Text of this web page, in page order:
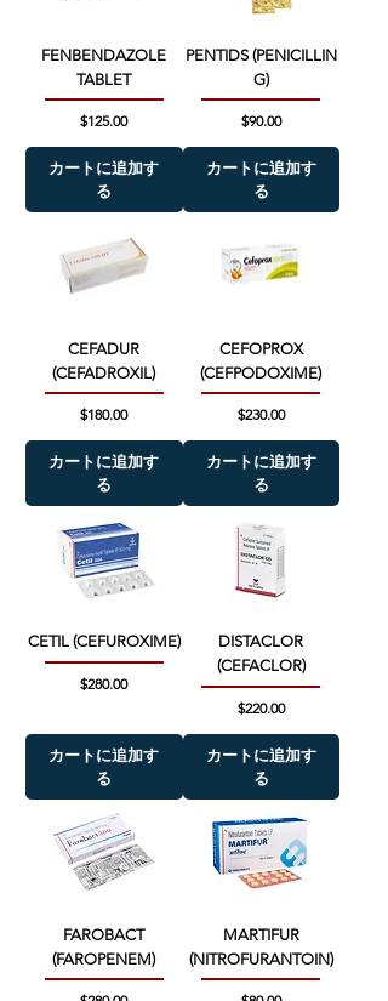
FENBENDAZOLE
TABLET
価格
$125.00
カートに追加す
る
PENTIDS (PENICILLIN
G)
価格
$90.00
カートに追加す
る
CEFADUR
(CEFADROXIL)
価格
$180.00
カートに追加す
る
CEFOPROX
(CEFPODOXIME)
価格
$230.00
カートに追加す
る
CETIL (CEFUROXIME)
価格
$280.00
カートに追加す
る
DISTACLOR
(CEFACLOR)
価格
$220.00
カートに追加す
る
FAROBACT
(FAROPENEM)
MARTIFUR
(NITROFURANTOIN)